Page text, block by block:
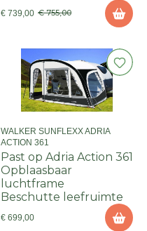
€ 739,00 € 755,00
WALKER SUNFLEXX ADRIA
ACTION 361
Past op Adria Action 361
Opblaasbaar
luchtframe
Beschutte leefruimte
€ 699,00